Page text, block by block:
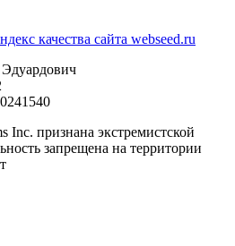
Inc. признана экстремистской
запрещена на территории